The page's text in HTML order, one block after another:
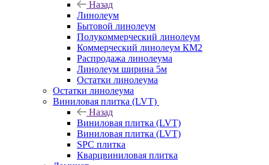
Назад
Линолеум
Бытовой линолеум
Полукоммерческий линолеум
Коммерческий линолеум КМ2
Распродажа линолеума
Линолеум ширина 5м
Остатки линолеума
Остатки линолеума
Виниловая плитка (LVT)
Назад
Виниловая плитка (LVT)
Виниловая плитка (LVT)
SPC плитка
Кварцвиниловая плитка